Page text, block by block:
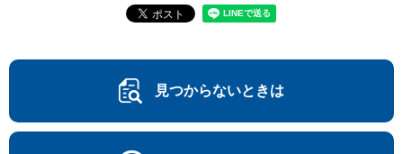
見つからないときは